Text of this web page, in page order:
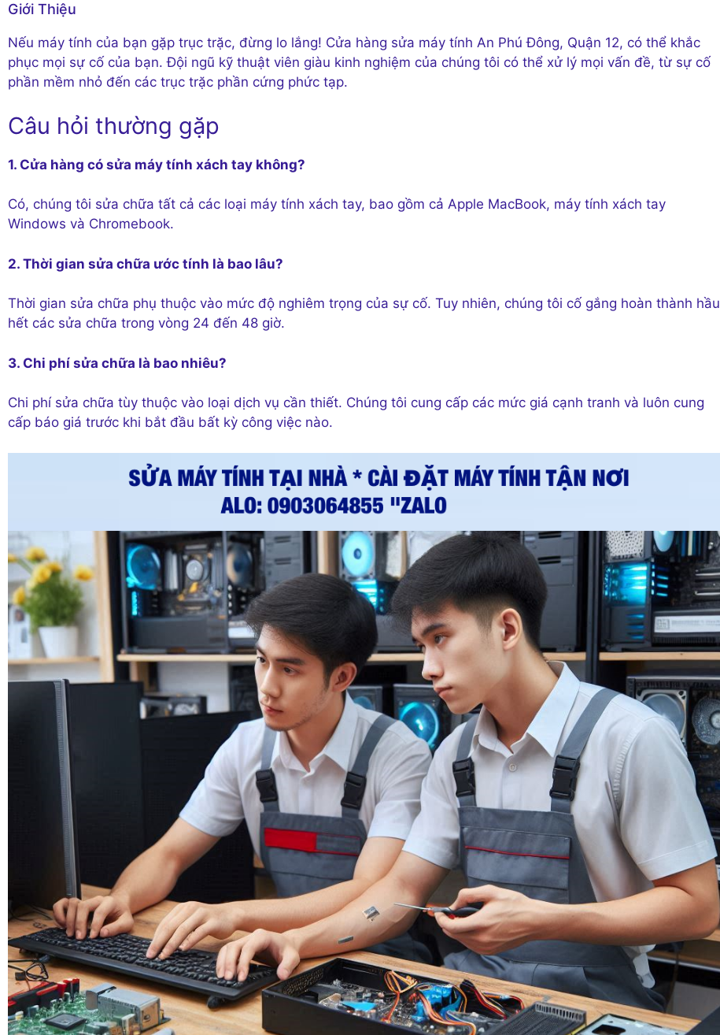
Giới Thiệu
Nếu máy tính của bạn gặp trục trặc, đừng lo lắng! Cửa hàng sửa máy tính An Phú Đông, Quận 12, có thể khắc
phục mọi sự cố của bạn. Đội ngũ kỹ thuật viên giàu kinh nghiệm của chúng tôi có thể xử lý mọi vấn đề, từ sự cố
phần mềm nhỏ đến các trục trặc phần cứng phức tạp.
Câu hỏi thường gặp
1. Cửa hàng có sửa máy tính xách tay không?
Có, chúng tôi sửa chữa tất cả các loại máy tính xách tay, bao gồm cả Apple MacBook, máy tính xách tay
Windows và Chromebook.
2. Thời gian sửa chữa ước tính là bao lâu?
Thời gian sửa chữa phụ thuộc vào mức độ nghiêm trọng của sự cố. Tuy nhiên, chúng tôi cố gắng hoàn thành hầu
hết các sửa chữa trong vòng 24 đến 48 giờ.
3. Chi phí sửa chữa là bao nhiêu?
Chi phí sửa chữa tùy thuộc vào loại dịch vụ cần thiết. Chúng tôi cung cấp các mức giá cạnh tranh và luôn cung
cấp báo giá trước khi bắt đầu bất kỳ công việc nào.